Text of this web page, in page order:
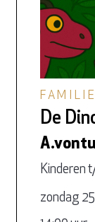
FAMILIE
De
Kinderen
zondag